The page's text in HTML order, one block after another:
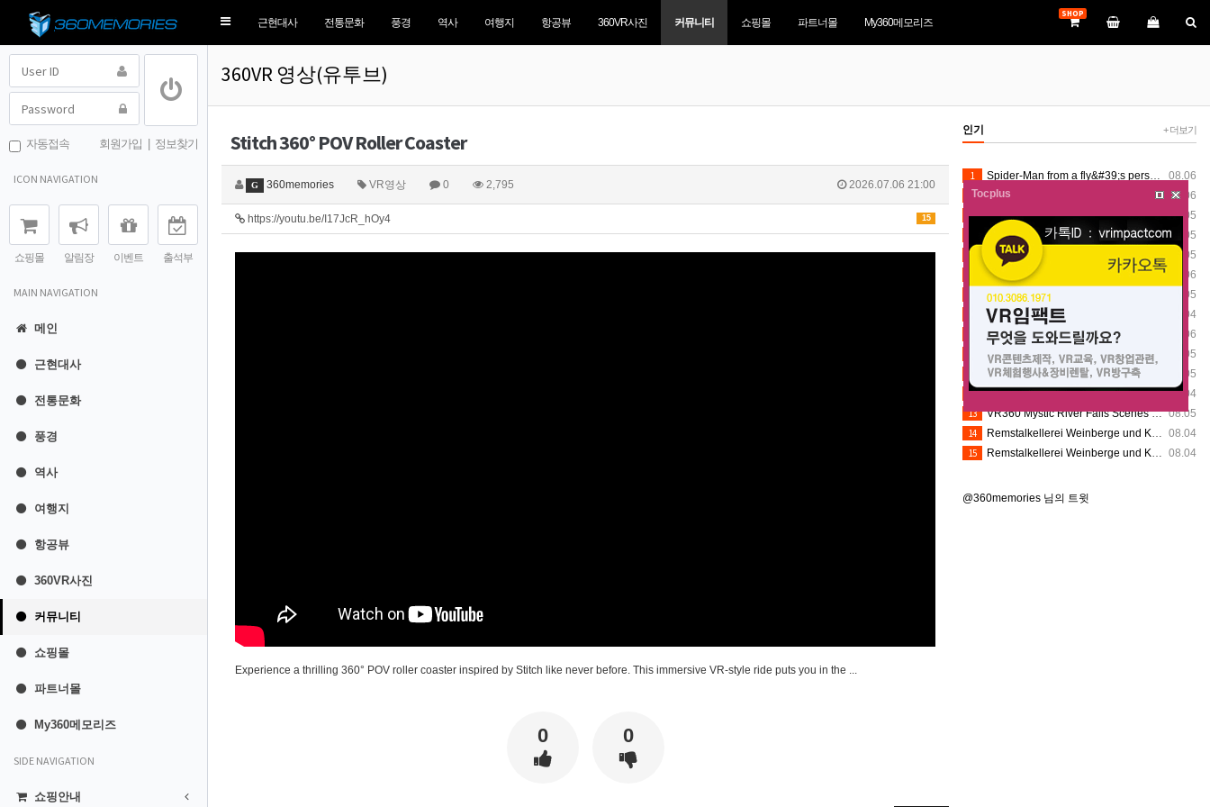
Toggle
SHOP
근현대사 전통문화 풍경 역사 여행지 항공뷰 360VR사진 커뮤니티 쇼핑몰 파트너몰 My360메모리즈
자동접속 회원가입 정보찾기
ICON NAVIGATION
쇼핑몰 알림장 이벤트 출석부
MAIN NAVIGATION
메인
근현대사
전통문화
풍경
역사
여행지
항공뷰
360VR사진
커뮤니티
쇼핑몰
파트너몰
My360메모리즈
SIDE NAVIGATION
쇼핑안내
360VR 영상(유투브)
Stitch 360° POV Roller Coaster
G 360memories VR영상 0 2,795 2026.07.06 21:00
15
https://youtu.be/I17JcR_hOy4
Experience a thrilling 360° POV roller coaster inspired by Stitch like never before. This immersive VR-style ride puts you in the ...
0 0
인기 + 더보기
08.06
1
Spider-Man from a fly&#39;s perspective VR360
08.06
2
Spider-Man from a fly&#39;s perspective VR360
08.05
3
VR360 Stately Stroll after the drone show 8K (8-1-2026) - Silver Dollar City (Insta360 X5)
08.05
VR360 Mystic River Falls Scenes 8K (8-1-2026) - Silver Dollar City (Insta360 X5)
08.05
VR360 Stately Stroll after the drone show 8K (8-1-2026) - Silver Dollar City (Insta360 X5)
08.06
Spider-Man from a fly&#39;s perspective VR360
08.05
VR360 Stately Stroll after the drone show 8K (8-1-2026) - Silver Dollar City (Insta360 X5)
08.04
[VR360] 2026 一宮町納涼花火大会 総集編
08.06
Spider-Man from a fly&#39;s perspective VR360
08.05
VR360 Mystic River Falls Scenes 8K (8-1-2026) - Silver Dollar City (Insta360 X5)
08.05
VR360 Stately Stroll after the drone show 8K (8-1-2026) - Silver Dollar City (Insta360 X5)
08.04
12
[VR360] 2026 一宮町納涼花火大会 総集編
08.05
13
VR360 Mystic River Falls Scenes 8K (8-1-2026) - Silver Dollar City (Insta360 X5)
08.04
14
Remstalkellerei Weinberge und Kelter VR360
08.04
15 Remstalkellerei Weinberge und Kelter VR360
@360memories 님의 트윗
Tocplus